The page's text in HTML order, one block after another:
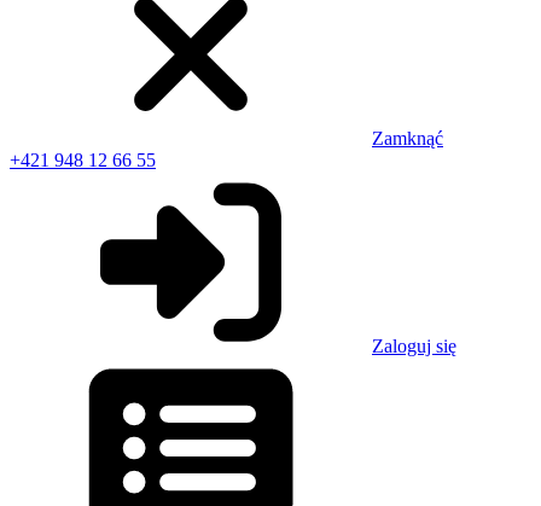
Zamknąć
+421 948 12 66 55
Zaloguj się